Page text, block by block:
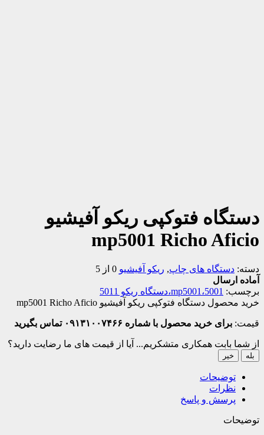
دستگاه فتوکپی ریکو آفیشیو
mp5001 Richo Aficio
دسته: دستگاه های چاپ, ریکو آفیشیو 0 از 5
آماده ارسال
برچسب: 5001،mp5001،دستگاه ریکو 5011
خرید محصول دستگاه فتوکپی ریکو آفیشیو mp5001 Richo Aficio
قیمت: برای خرید محصول با شماره ۰۹۱۳۱۰۰۷۴۶۶ تماس بگیرید
از شما بابت همکاری متشکریم... آیا از قیمت های ما رضایت دارید؟
بله خیر
توضیحات
نظرات
پرسش و پاسخ
توضیحات